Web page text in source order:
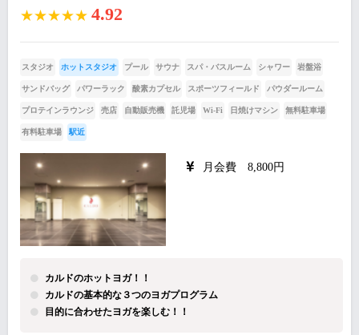
★★★★★ 4.92
スタジオ ホットスタジオ プール サウナ スパ・バスルーム シャワー 岩盤浴
サンドバッグ パワーラック 酸素カプセル スポーツフィールド パウダールーム
プロテインラウンジ 売店 自動販売機 託児場 Wi-Fi 日焼けマシン 無料駐車場
有料駐車場 駅近
月会費 8,800円
カルドのホットヨガ！！
カルドの基本的な３つのヨガプログラム
目的に合わせたヨガを楽しむ！！